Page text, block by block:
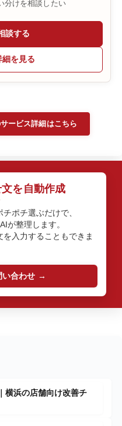
分けを相談したい
談する
を見る
ービス詳細はこちら
を自動作成
ポチ選ぶだけで、
が整理します。
入力することもできま
合わせ
横浜の店舗向け改善チ